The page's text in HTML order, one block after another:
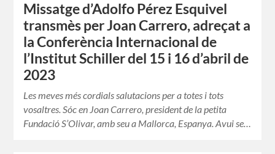
Missatge d’Adolfo Pérez Esquivel
transmès per Joan Carrero, adreçat a
la Conferència Internacional de
l’Institut Schiller del 15 i 16 d’abril de
2023
Les meves més cordials salutacions per a totes i tots
vosaltres. Sóc en Joan Carrero, president de la petita
Fundació S’Olivar, amb seu a Mallorca, Espanya. Avui se…